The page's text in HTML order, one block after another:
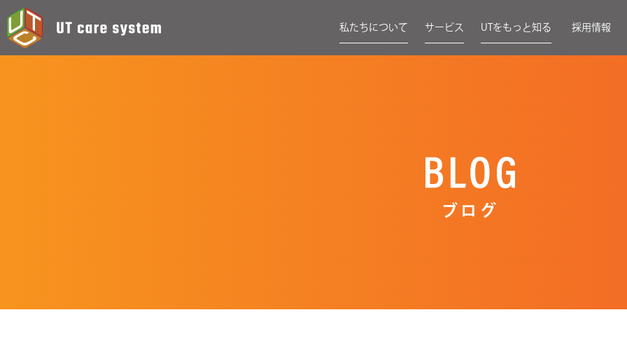
私たちについて サービス UTをもっと知る 採用情報
ブログ